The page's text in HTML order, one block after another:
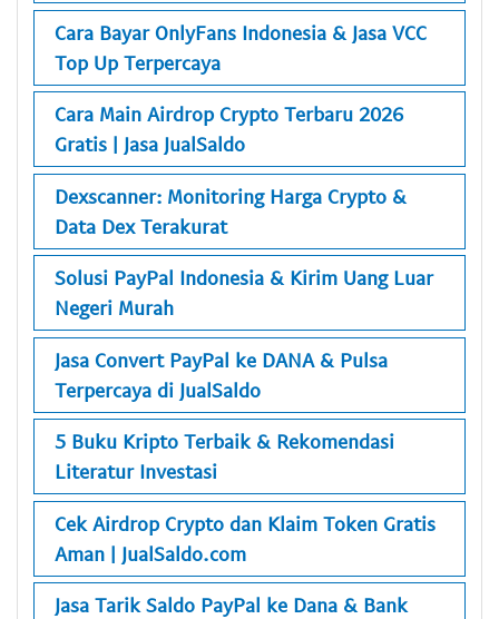
Cara Bayar OnlyFans Indonesia & Jasa VCC
Top Up Terpercaya
Cara Main Airdrop Crypto Terbaru 2026
Gratis | Jasa JualSaldo
Dexscanner: Monitoring Harga Crypto &
Data Dex Terakurat
Solusi PayPal Indonesia & Kirim Uang Luar
Negeri Murah
Jasa Convert PayPal ke DANA & Pulsa
Terpercaya di JualSaldo
5 Buku Kripto Terbaik & Rekomendasi
Literatur Investasi
Cek Airdrop Crypto dan Klaim Token Gratis
Aman | JualSaldo.com
Jasa Tarik Saldo PayPal ke Dana & Bank